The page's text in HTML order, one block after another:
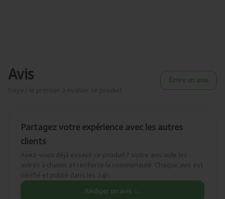
Avis Écrire un avis
Partagez votre expérience avec les autres
clients
Avez-vous déjà essayé ce produit ? Votre avis aide les
autres à choisir et renforce la communauté. Chaque avis est
vérifié et publié dans les 24h.
Rédiger un avis →